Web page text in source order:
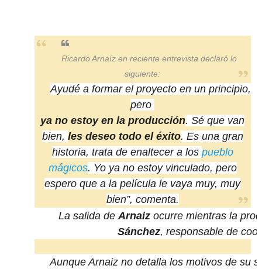
Ricardo Arnaíz en reciente entrevista declaró lo
siguiente:
Ayudé a formar el proyecto en un principio,
pero
ya no estoy en la producción. Sé que van
bien, les deseo todo el éxito. Es una gran
historia, trata de enaltecer a los pueblo
mágicos. Yo ya no estoy vinculado, pero
espero que a la película le vaya muy, muy
bien”, comenta.
La salida deArnaiz ocurre mientras la
Sánchez, responsable de
Aunque Arnaiz no detalla los motivos de su